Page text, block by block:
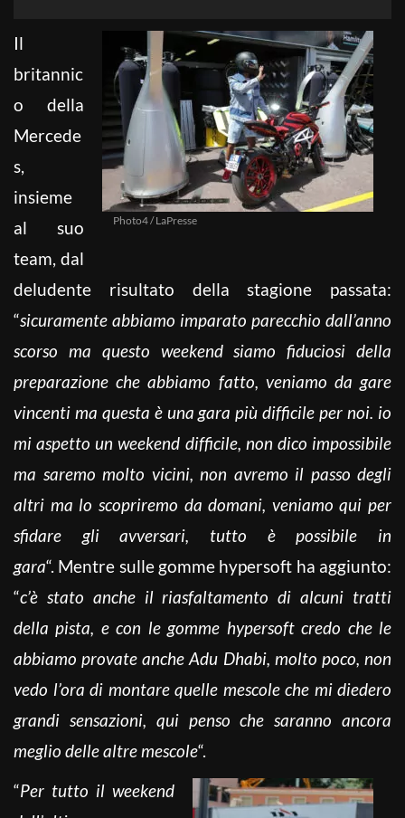
Photo4 / LaPresse
Il
britannic
o della
Mercede
s,
insieme
al suo
team, dal
deludente risultato della stagione passata:
“sicuramente abbiamo imparato parecchio dall’anno
scorso ma questo weekend siamo fiduciosi della
preparazione che abbiamo fatto, veniamo da gare
vincenti ma questa è una gara più difficile per noi. io
mi aspetto un weekend difficile, non dico impossibile
ma saremo molto vicini, non avremo il passo degli
altri ma lo scopriremo da domani, veniamo qui per
sfidare gli avversari, tutto è possibile in
gara“. Mentre sulle gomme hypersoft ha aggiunto:
“c’è stato anche il riasfaltamento di alcuni tratti
della pista, e con le gomme hypersoft credo che le
abbiamo provate anche Adu Dhabi, molto poco, non
vedo l’ora di montare quelle mescole che mi diedero
grandi sensazioni, qui penso che saranno ancora
meglio delle altre mescole“.
“Per tutto il weekend